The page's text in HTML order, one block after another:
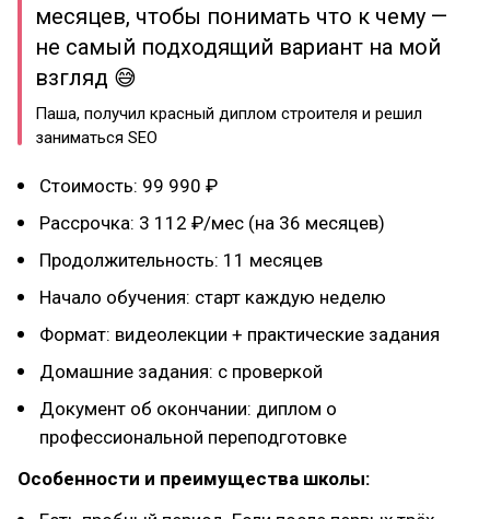
месяцев, чтобы понимать что к чему —
не самый подходящий вариант на мой
взгляд 😅
Паша, получил красный диплом строителя и решил
заниматься SEO
Стоимость: 99 990 ₽
Рассрочка: 3 112 ₽/мес (на 36 месяцев)
Продолжительность: 11 месяцев
Начало обучения: старт каждую неделю
Формат: видеолекции + практические задания
Домашние задания: с проверкой
Документ об окончании: диплом о
профессиональной переподготовке
Особенности и преимущества школы: